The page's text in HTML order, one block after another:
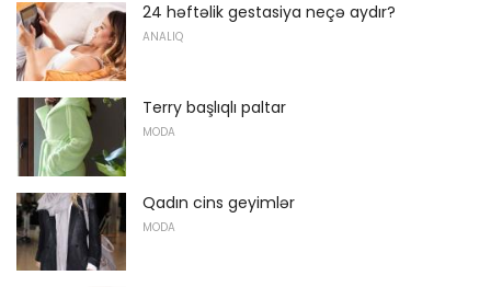
24 həftəlik gestasiya neçə aydır?
ANALIQ
Terry başlıqlı paltar
MODA
Qadın cins geyimlər
MODA